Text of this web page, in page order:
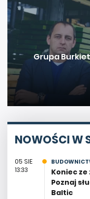
Grupa
NOWOŚCI W
05 SIE
13:33
Koniec
Poznaj
Baltic